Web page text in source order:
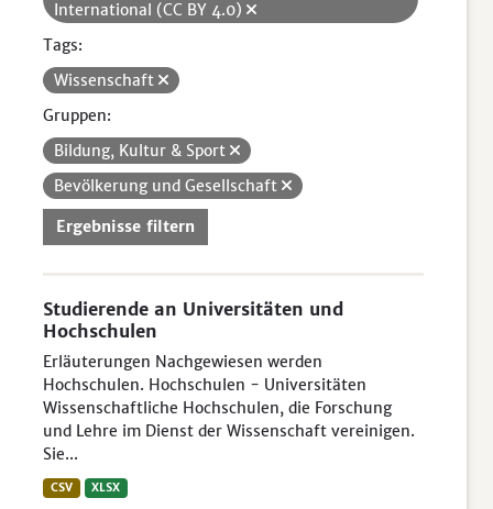
International (CC BY 4.0)
Tags:
Wissenschaft
Gruppen:
Bildung, Kultur & Sport
Bevölkerung und Gesellschaft
Ergebnisse filtern
Studierende an Universitäten und
Hochschulen
Erläuterungen Nachgewiesen werden
Hochschulen. Hochschulen - Universitäten
Wissenschaftliche Hochschulen, die Forschung
und Lehre im Dienst der Wissenschaft vereinigen.
Sie...
CSV XLSX